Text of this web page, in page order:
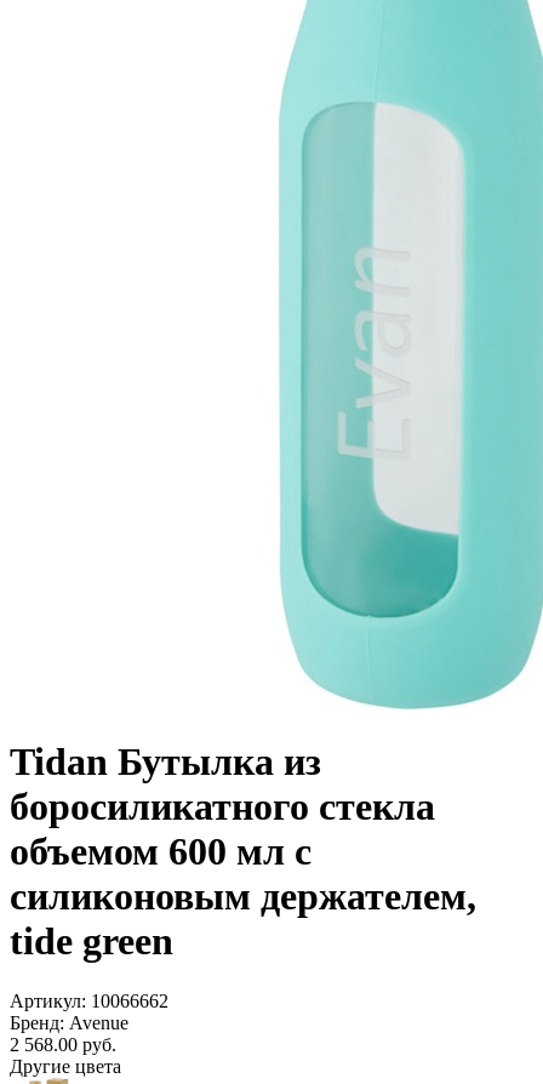
Tidan Бутылка из
боросиликатного стекла
объемом 600 мл с
силиконовым держателем,
tide green
Артикул: 10066662
Бренд: Avenue
2 568.00 руб.
Другие цвета